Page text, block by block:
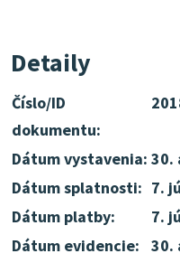
Detaily
Číslo/ID
dokumentu:
Dátum vystavenia: 30.
Dátum splatnosti: 7.
Dátum platby:
7.
Dátum evidencie:
30.